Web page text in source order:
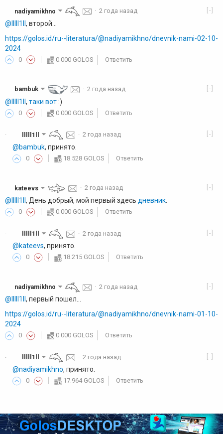
[-]
nadiyamikhno ·2 года назад
@lllll1ll , второй...
https://golos.id/ru--literatura/@nadiyamikhno/dnevnik-nami-02-10-
2024
0 0.000 GOLOS Ответить
[-]
bambuk · 2 года назад
@lllll1ll , таки вот :)
0 0.000 GOLOS Ответить
· [-]
lllll1ll ·2 года назад
@bambuk, принято.
0 18.528 GOLOS Ответить
[-]
kateevs · 2 года назад
@lllll1ll , День добрый, мой первый здесь дневник
0 0.000 GOLOS Ответить
· [-]
lllll1ll ·2 года назад
@kateevs, принято.
0 18.215 GOLOS Ответить
[-]
nadiyamikhno ·2 года назад
@lllll1ll , первый пошел...
https://golos.id/ru--literatura/@nadiyamikhno/dnevnik-nami-01-10-
2024
0 0.000 GOLOS Ответить
· [-]
lllll1ll ·2 года назад
@nadiyamikhno, принято.
0 17.964 GOLOS Ответить